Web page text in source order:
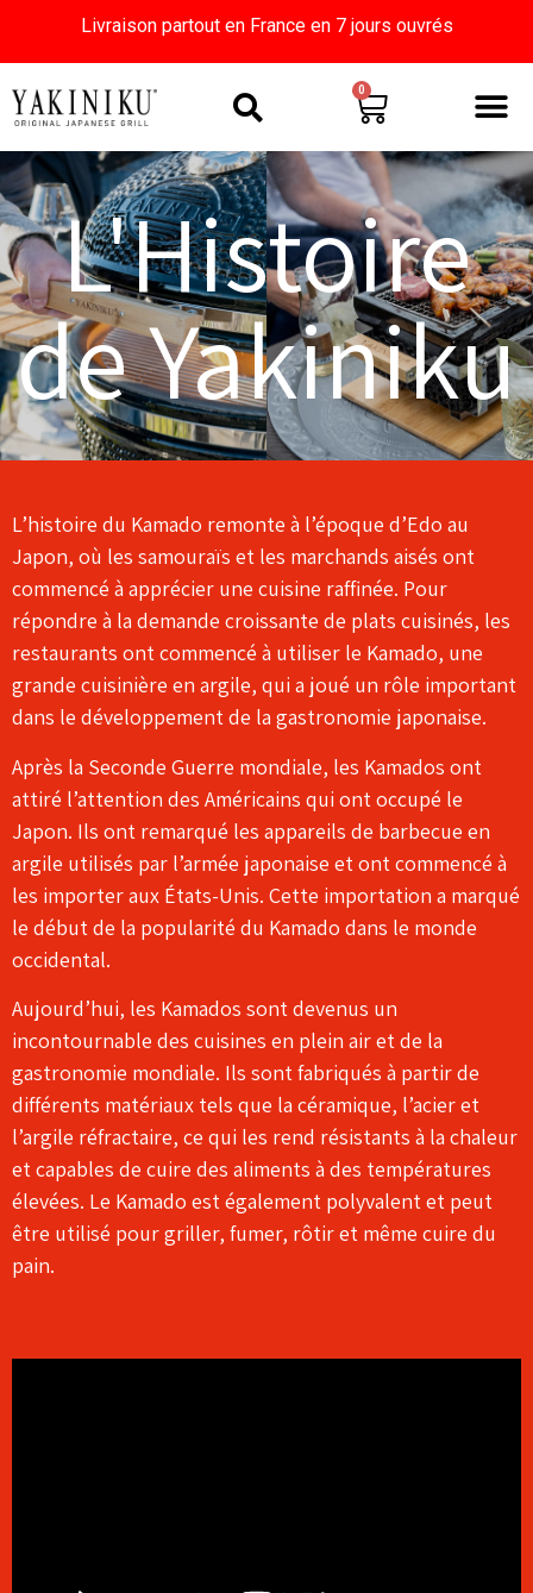
Livraison partout en France en 7 jours ouvrés
0
L'Histoire
de Yakiniku
L’histoire du Kamado remonte à l’époque d’Edo au
Japon, où les samouraïs et les marchands aisés ont
commencé à apprécier une cuisine raffinée. Pour
répondre à la demande croissante de plats cuisinés, les
restaurants ont commencé à utiliser le Kamado, une
grande cuisinière en argile, qui a joué un rôle important
dans le développement de la gastronomie japonaise.
Après la Seconde Guerre mondiale, les Kamados ont
attiré l’attention des Américains qui ont occupé le
Japon. Ils ont remarqué les appareils de barbecue en
argile utilisés par l’armée japonaise et ont commencé à
les importer aux États-Unis. Cette importation a marqué
le début de la popularité du Kamado dans le monde
occidental.
Aujourd’hui, les Kamados sont devenus un
incontournable des cuisines en plein air et de la
gastronomie mondiale. Ils sont fabriqués à partir de
différents matériaux tels que la céramique, l’acier et
l’argile réfractaire, ce qui les rend résistants à la chaleur
et capables de cuire des aliments à des températures
élevées. Le Kamado est également polyvalent et peut
être utilisé pour griller, fumer, rôtir et même cuire du
pain.